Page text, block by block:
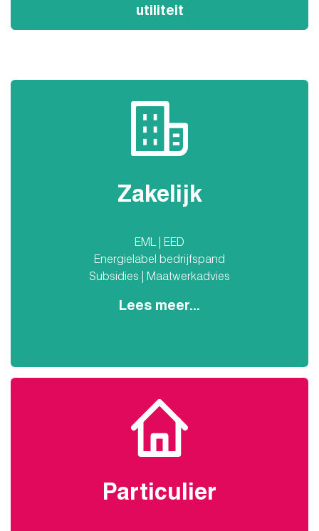
utiliteit
Zakelijk
EML | EED
Energielabel bedrijfspand
Subsidies | Maatwerkadvies
Lees meer...
Particulier